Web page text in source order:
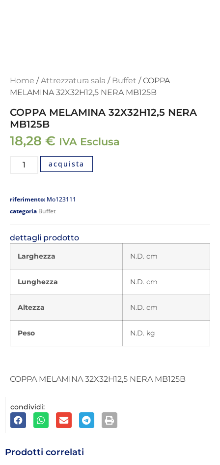
Home /Attrezzatura sala / Buffet / COPPA
MELAMINA 32X32H12,5 NERA MB125B
COPPA MELAMINA 32X32H12,5 NERA
MB125B
18,28 € IVA Esclusa
acquista
riferimento: Mo123111
categoria Buffet
dettagli prodotto
Larghezza N.D. cm
Lunghezza N.D. cm
Altezza N.D. cm
Peso N.D. kg
COPPA MELAMINA 32X32H12,5 NERA MB125B
condividi:
Prodotti correlati